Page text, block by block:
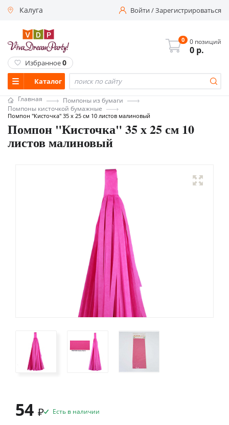
Калуга Войти/Зарегистрироваться
Каталог
0 0 позиций
0 р.
Избранное0
Главная
Помпоны из бумаги
Помпоны кисточкой бумажные
Помпон "Кисточка" 35 х 25 см 10 листов малиновый
Помпон "Кисточка" 35 х 25 см 10
листов малиновый
54 ₽ Есть в наличии